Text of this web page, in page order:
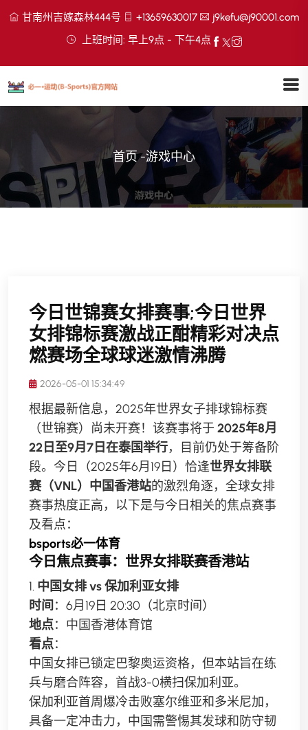
甘南州吉嫁森林444号 +13659630017
j9kefu@j90001.com
上班时间: 早上9点 - 下午4点
首页-游戏中心
今日世锦赛女排赛事;今日世界
女排锦标赛激战正酣精彩对决点
燃赛场全球球迷激情沸腾
2026-05-01 15:34:49
根据最新信息，2025年世界女子排球锦标赛
（世锦赛）尚未开赛！该赛事将于 2025年8月
22日至9月7日在泰国举行，目前仍处于筹备阶
段。今日（2025年6月19日）恰逢世界女排联
赛（VNL）中国香港站的激烈角逐，全球女排
赛事热度正高，以下是与今日相关的焦点赛事
及看点：
bsports必一体育
今日焦点赛事：世界女排联赛香港站
1. 中国女排 vs 保加利亚女排
时间 ：6月19日 20:30（北京时间）
地点：中国香港体育馆
看点：
中国女排已锁定巴黎奥运资格，但本站旨在练
兵与磨合阵容，首战3-0横扫保加利亚。
保加利亚首周爆冷击败塞尔维亚和多米尼加，
具备一定冲击力，中国需警惕其发球和防守韧